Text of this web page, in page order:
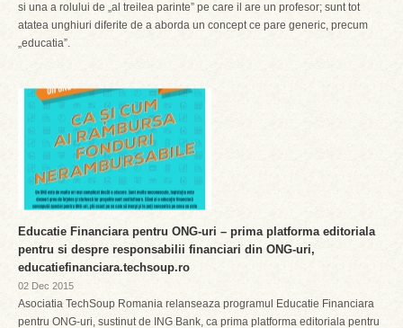
si una a rolului de „al treilea parinte” pe care il are un profesor; sunt tot
atatea unghiuri diferite de a aborda un concept ce pare generic, precum
„educatia”.
Educatie Financiara pentru ONG-uri – prima platforma editoriala
pentru si despre responsabilii financiari din ONG-uri,
educatiefinanciara.techsoup.ro
02 Dec 2015
Asociatia TechSoup Romania relanseaza programul Educatie Financiara
pentru ONG-uri, sustinut de ING Bank, ca prima platforma editoriala pentru